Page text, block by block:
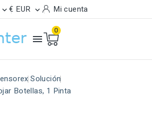
€ EUR  Mi cuenta

0
Solución
Botellas, 1 Pinta